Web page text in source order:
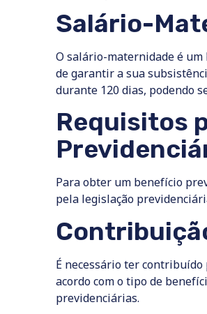
Salário-
O salário-maternidade é
de garantir a sua
durante 120 dias, podendo
Requisitos
Para obter um benefício
pela legislação
É necessário ter
acordo com o tipo de
previdenciárias.